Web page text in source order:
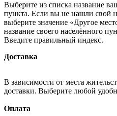
Выберите из списка название
пункта. Если вы не нашли свой
выберите значение «Другое
название своего населённого
Введите правильный индекс.
Доставка
В зависимости от места
доставки. Выберите любой
Оплата